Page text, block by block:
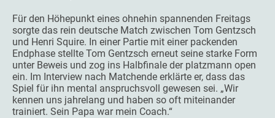
Für den Höhepunkt eines ohnehin spannenden Freitags
sorgte das rein deutsche Match zwischen Tom Gentzsch
und Henri Squire. In einer Partie mit einer packenden
Endphase stellte Tom Gentzsch erneut seine starke Form
unter Beweis und zog ins Halbfinale der platzmann open
ein. Im Interview nach Matchende erklärte er, dass das
Spiel für ihn mental anspruchsvoll gewesen sei. „Wir
kennen uns jahrelang und haben so oft miteinander
trainiert. Sein Papa war mein Coach.“